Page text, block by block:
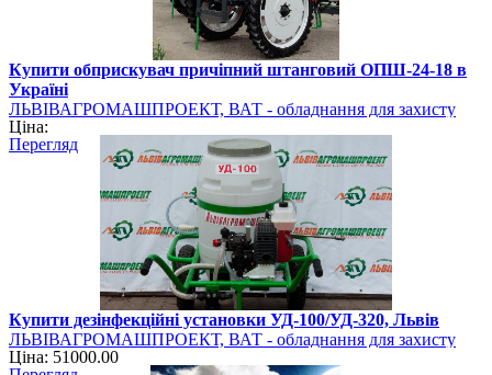
Купити обприскувач причіпний штанговий ОПШ-24-18 в
Україні
ЛЬВІВАГРОМАШПРОЕКТ, ВАТ - обладнання для захисту
рослин
Ціна:
Перегляд
Купити дезінфекційні установки УД-100/УД-320, Львів
ЛЬВІВАГРОМАШПРОЕКТ, ВАТ - обладнання для захисту
рослин
Ціна: 51000.00